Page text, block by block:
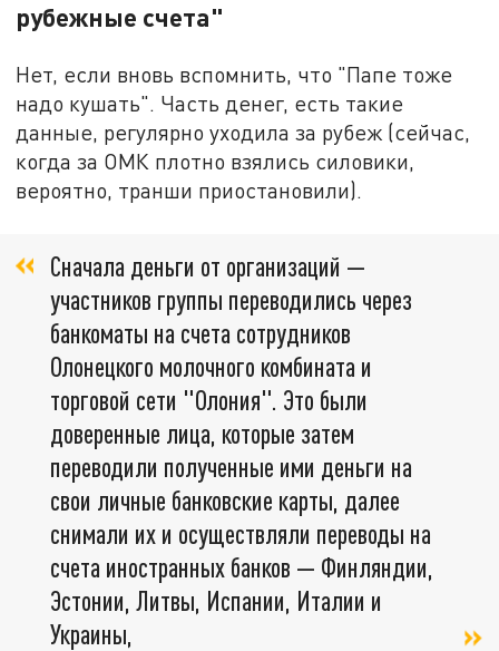
рубежные счета"
Нет, если вновь вспомнить, что "Папе тоже
надо кушать". Часть денег, есть такие
данные, регулярно уходила за рубеж (сейчас,
когда за ОМК плотно взялись силовики,
вероятно, транши приостановили).
Сначала деньги от организаций —
участников группы переводились через
банкоматы на счета сотрудников
Олонецкого молочного комбината и
торговой сети "Олония". Это были
доверенные лица, которые затем
переводили полученные ими деньги на
свои личные банковские карты, далее
снимали их и осуществляли переводы на
счета иностранных банков — Финляндии,
Эстонии, Литвы, Испании, Италии и
Украины,